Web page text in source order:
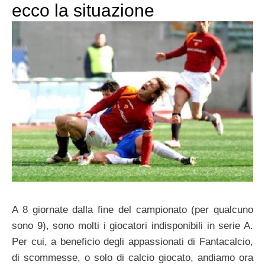
ecco la situazione
A 8 giornate dalla fine del campionato (per qualcuno
sono 9), sono molti i giocatori indisponibili in serie A.
Per cui, a beneficio degli appassionati di Fantacalcio,
di scommesse, o solo di calcio giocato, andiamo ora